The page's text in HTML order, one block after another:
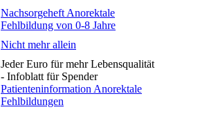
Nachsorgeheft Anorektale
Fehlbildung von 0-8 Jahre
Nicht mehr allein
Jeder Euro für mehr Lebensqualität
- Infoblatt für Spender
Patienteninformation Anorektale
Fehlbildungen